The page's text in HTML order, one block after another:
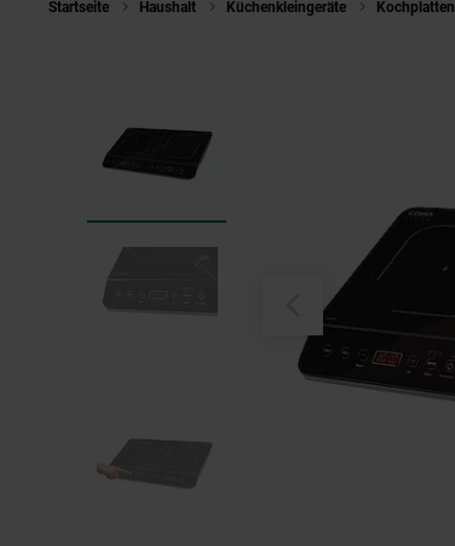
Startseite Haushalt Küchenkleingeräte Kochplatten